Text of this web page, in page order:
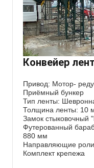
Конвейер
Привод: Мотор-
Приёмный бункер
Тип ленты:
Толщина ленты: 10
Замок стыковочный
Футерованный
880 мм
Направляющие
Комплект крепежа